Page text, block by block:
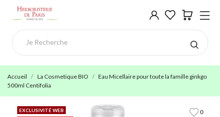
Accueil La Cosmetique BIO
Eau Micellaire pour toute la famille ginkgo
500ml Centifolia
0
EXCLUSIVITÉ WEB